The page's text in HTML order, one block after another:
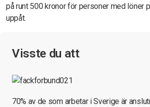
på runt 500 kronor för personer med löner
uppåt.
Visste du att
70% av de som arbetar i Sverige är